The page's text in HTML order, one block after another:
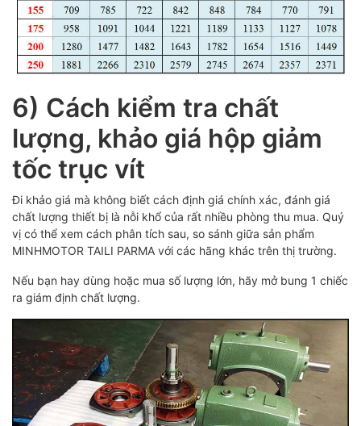
6) Cách kiểm tra chất
lượng, khảo giá hộp giảm
tốc trục vít
Đi khảo giá mà không biết cách định giá chính xác, đánh giá
chất lượng thiết bị là nỗi khổ của rất nhiều phòng thu mua. Quý
vị có thể xem cách phân tích sau, so sánh giữa sản phẩm
MINHMOTOR TAILI PARMA với các hãng khác trên thị trường.
Nếu bạn hay dùng hoặc mua số lượng lớn, hãy mở bung 1 chiếc
ra giám định chất lượng.